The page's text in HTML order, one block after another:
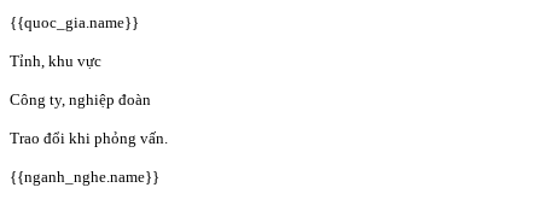
{{quoc_gia.name}}
Tỉnh, khu vực
Công ty, nghiệp đoàn
Trao đổi khi phỏng vấn.
{{nganh_nghe.name}}